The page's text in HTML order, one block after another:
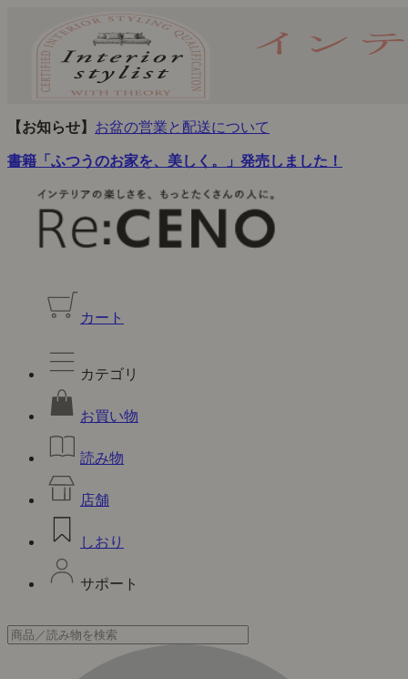
【お知らせ】 お盆の営業と配送について
書籍「ふつうのお家を、美しく。」発売しました！
カート
カテゴリ
お買い物
読み物
店舗
しおり
サポート